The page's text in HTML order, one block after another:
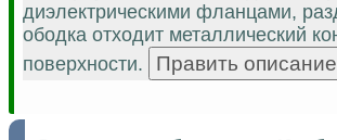
диэлектрическими фланцами,
ободка отходит металлический
поверхности.